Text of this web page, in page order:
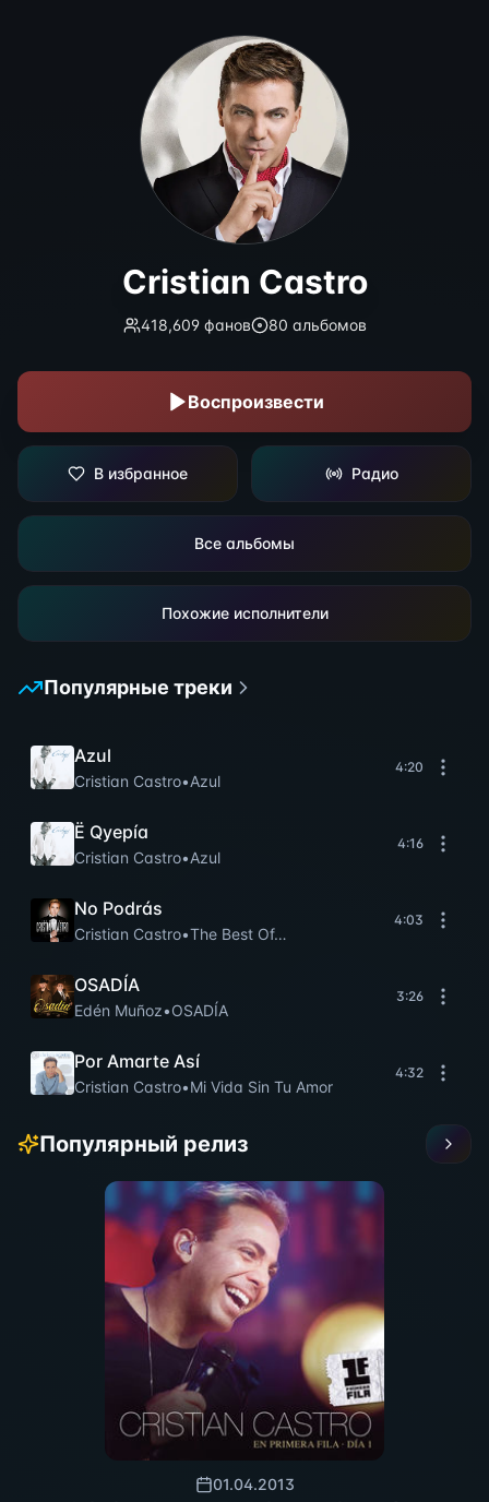
Cristian Castro
418,609фанов 80 альбомов
Воспроизвести
В избранное Радио
Все альбомы
Похожие исполнители
Популярные треки
Azul
Cristian Castro•Azul
4:20
Ё Qуерíа
Cristian Castro•Azul
4:16
No Podrás
Cristian Castro•The Best Of…
4:03
OSADÍA
Edén Muñoz•OSADÍA
3:26
Por Amarte Así
Cristian Castro•Mi Vida Sin Tu Amor
4:32
Популярный релиз
01.04.2013